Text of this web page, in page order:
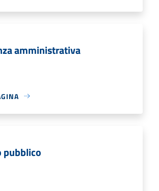
amministrativa
pubblico